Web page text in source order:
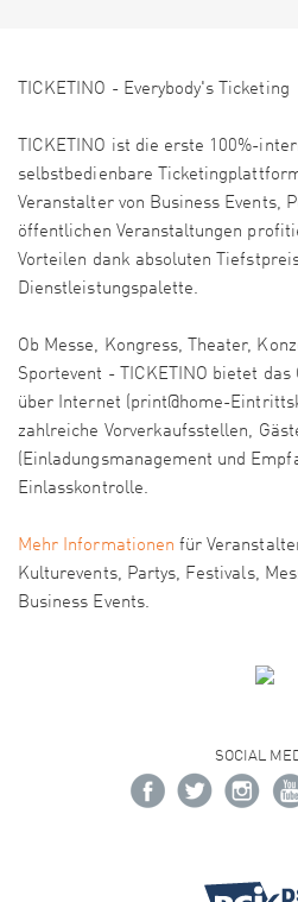
TICKETINO - Everybody's Ticketing
TICKETINO ist die erste 100%-
selbstbedienbare
Veranstalter von Business Events,
öffentlichen Veranstaltungen
Vorteilen dank absoluten
Dienstleistungspalette.
Ob Messe, Kongress, Theater,
Sportevent - TICKETINO bietet
über Internet (print@home-
zahlreiche Vorverkaufsstellen,
(Einladungsmanagement und
Einlasskontrolle.
Mehr Informationen für
Kulturevents, Partys, Festivals,
Business Events.
SOCIAL